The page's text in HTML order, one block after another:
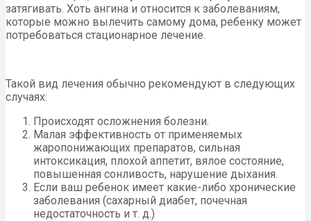
затягивать. Хоть ангина и относится к заболеваниям,
которые можно вылечить самому дома, ребенку может
потребоваться стационарное лечение.
Такой вид лечения обычно рекомендуют в следующих
случаях:
Происходят осложнения болезни.
Малая эффективность от применяемых
жаропонижающих препаратов, сильная
интоксикация, плохой аппетит, вялое состояние,
повышенная сонливость, нарушение дыхания.
Если ваш ребенок имеет какие-либо хронические
заболевания (сахарный диабет, почечная
недостаточность и т. д.)